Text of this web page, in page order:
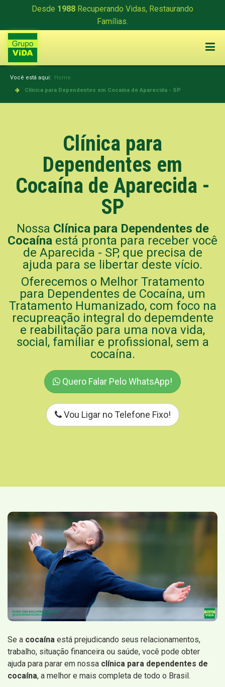
Desde 1988 Recuperando Vidas, Restaurando
Famílias.
Você está aqui: Home
Clínica para Dependentes em Cocaína de Aparecida - SP
Clínica para
Dependentes em
Cocaína de Aparecida -
SP
Nossa Clínica para Dependentes de
Cocaína está pronta para receber você
de Aparecida - SP, que precisa de
ajuda para se libertar deste vício.
Oferecemos o Melhor Tratamento
para Dependentes de Cocaína, um
Tratamento Humanizado, com foco na
recupreação integral do depemdente
e reabilitação para uma nova vida,
social, familiar e profissional, sem a
cocaína.
Quero Falar Pelo WhatsApp!
Vou Ligar no Telefone Fixo!
Se a cocaína está prejudicando seus relacionamentos,
trabalho, situação financeira ou saúde, você pode obter
ajuda para parar em nossa clínica para dependentes de
cocaína, a melhor e mais completa de todo o Brasil.